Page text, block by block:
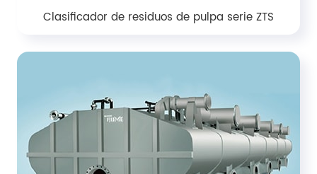
Clasificador de residuos de pulpa serie ZTS